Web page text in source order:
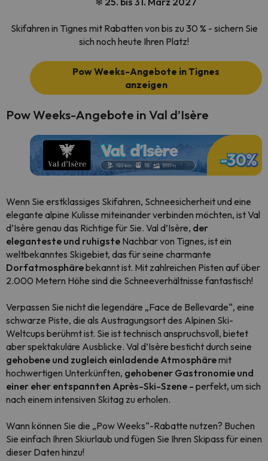
Skifahren in Tignes mit Rabatten von bis zu 30 % - sichern Sie
sich noch heute Ihren Platz!
Pow Weeks-Angebote in Tignes
anzeigen
Pow Weeks-Angebote in Val d’Isère
Wenn Sie erstklassiges Skifahren, Schneesicherheit und eine
elegante alpine Kulisse miteinander verbinden möchten, ist Val
d’Isère genau das Richtige für Sie. Val d’Isère, der
eleganteste und ruhigste Nachbar von Tignes, ist ein
weltbekanntes Skigebiet, das für seine charmante
Dorfatmosphärebekannt ist. Mit zahlreichen Pisten auf über
2.000 Metern Höhe sind die Schneeverhältnisse fantastisch!
Verpassen Sie nicht die legendäre „Face de Bellevarde“, eine
schwarze Piste, die als Austragungsort des Alpinen Ski-
Weltcups berühmt ist. Sie ist technisch anspruchsvoll, bietet
aber spektakuläre Ausblicke. Val d’Isère besticht durch seine
gehobene und zugleich einladende Atmosphäremit
hochwertigen Unterkünften, gehobener Gastronomie und
einer eher entspannten Après-Ski-Szene - perfekt, um sich
nach einem intensiven Skitag zu erholen.
Wann können Sie die „Pow Weeks“-Rabatte nutzen? Buchen
Sie einfach Ihren Skiurlaub und fügen Sie Ihren Skipass für einen
dieser Daten hinzu!